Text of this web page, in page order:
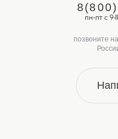
пн-пт с 9-
позвоните